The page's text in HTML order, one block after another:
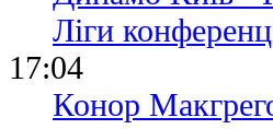
Ліги
17:04
Конор